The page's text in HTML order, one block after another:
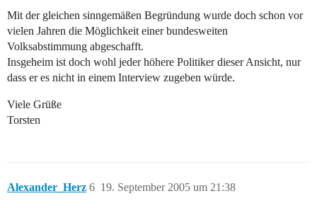
Mit der gleichen sinngemäßen Begründung wurde doch schon vor
vielen Jahren die Möglichkeit einer bundesweiten
Volksabstimmung abgeschafft.
Insgeheim ist doch wohl jeder höhere Politiker dieser Ansicht, nur
dass er es nicht in einem Interview zugeben würde.
Viele Grüße
Torsten
Alexander_Herz 19. September 2005 um 21:38
6